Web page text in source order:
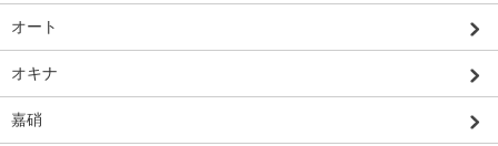
オート
オキナ
嘉硝